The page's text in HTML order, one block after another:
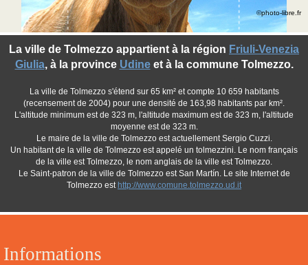
Informations
La ville de Tolmezzo appartient à la région Friuli-Venezia
Giulia, à la province Udineet à la commune Tolmezzo.
La ville de Tolmezzo s'étend sur 65 km² et compte 10 659 habitants
(recensement de 2004) pour une densité de 163,98 habitants par km².
L'altitude minimum est de 323 m, l'altitude maximum est de 323 m, l'altitude
moyenne est de 323 m.
Le maire de la ville de Tolmezzo est actuellement Sergio Cuzzi.
Un habitant de la ville de Tolmezzo est appelé un tolmezzini. Le nom français
de la ville est Tolmezzo, le nom anglais de la ville est Tolmezzo.
Le Saint-patron de la ville de Tolmezzo est San Martín. Le site Internet de
Tolmezzo est http://www.comune.tolmezzo.ud.it
©photo-libre.fr